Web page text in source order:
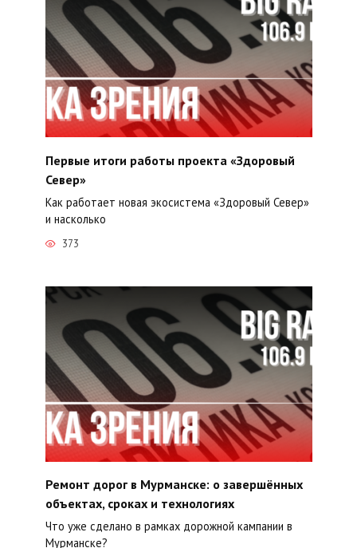
Первые итоги работы проекта «Здоровый
Север»
Как работает новая экосистема «Здоровый Север»
и насколько
373
Ремонт дорог в Мурманске: о завершённых
объектах, сроках и технологиях
Что уже сделано в рамках дорожной кампании в
Мурманске?